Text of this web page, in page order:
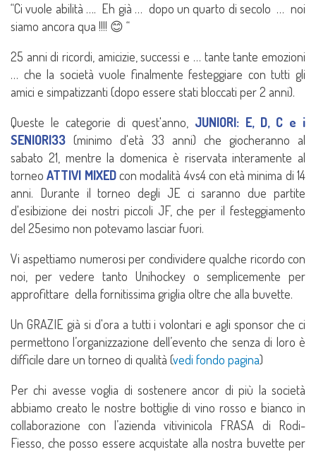
“Ci vuole abilità …. Eh già … dopo un quarto di secolo … noi
siamo ancora qua !!!! 😊 “
25 anni di ricordi, amicizie, successi e … tante tante emozioni
… che la società vuole finalmente festeggiare con tutti gli
amici e simpatizzanti (dopo essere stati bloccati per 2 anni).
Queste le categorie di quest'anno, JUNIORI: E, D, C e i
SENIORI33 (minimo d'età 33 anni) che giocheranno al
sabato 21, mentre la domenica è riservata interamente al
torneoATTIVI MIXEDcon modalità 4vs4 con età minima di 14
anni. Durante il torneo degli JE ci saranno due partite
d'esibizione dei nostri piccoli JF, che per il festeggiamento
del 25esimo non potevamo lasciar fuori.
Vi aspettiamo numerosi per condividere qualche ricordo con
noi, per vedere tanto Unihockey o semplicemente per
approfittare della fornitissima griglia oltre che alla buvette.
Un GRAZIE già si d'ora a tutti i volontari e agli sponsor che ci
permettono l’organizzazione dell’evento che senza di loro è
difficile dare un torneo di qualità (vedi fondo pagina)
Per chi avesse voglia di sostenere ancor di più la società
abbiamo creato le nostre bottiglie di vino rosso e bianco in
collaborazione con l’azienda vitivinicola FRASA di Rodi-
Fiesso, che posso essere acquistate alla nostra buvette per